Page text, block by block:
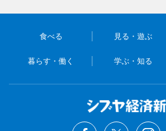
食べる 見る・遊ぶ
暮らす・働く 学ぶ・知る